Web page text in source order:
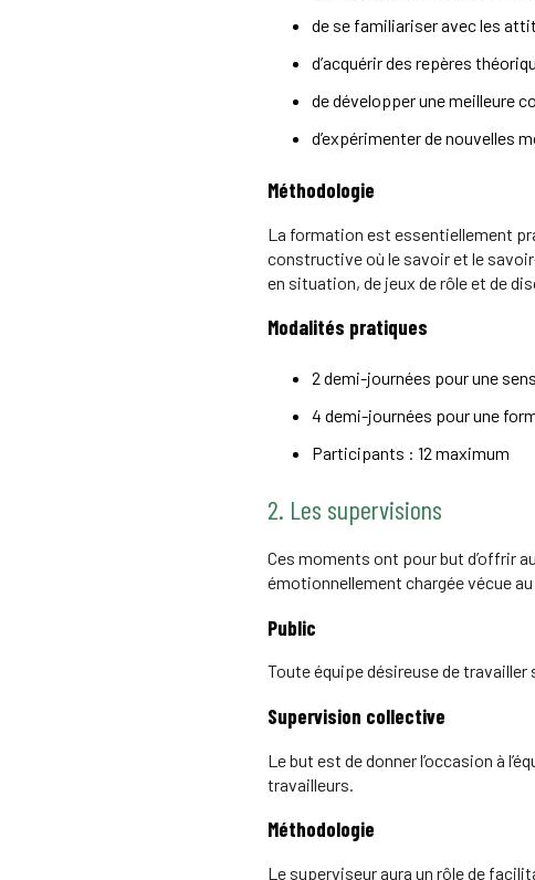
de se familiariser avec les
d’acquérir des repères
de développer une meilleure
d’expérimenter de nouvelles
Méthodologie
La formation est essentiellement
constructive où le savoir et le
en situation, de jeux de rôle et de
Modalités pratiques
2 demi-journées pour une
4 demi-journées pour une
Participants : 12 maximum
2. Les supervisions
Ces moments ont pour but d’offrir
émotionnellement chargée vécue
Public
Toute équipe désireuse de
Supervision collective
Le but est de donner l’occasion à
travailleurs.
Méthodologie
Le superviseur aura un rôle de